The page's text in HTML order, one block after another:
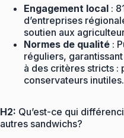
Engagement local :
d’entreprises
soutien aux
Normes de qualité :
réguliers,
à des critères stricts :
conservateurs inutiles.
H2: Qu’est-ce qui
autres sandwichs?